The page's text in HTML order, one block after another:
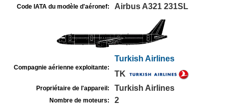
Code IATA du modèle d'aéronef: Airbus A321 231SL
Compagnie aérienne exploitante:
Turkish Airlines
TK
Propriétaire de l'appareil: Turkish Airlines
Nombre de moteurs: 2